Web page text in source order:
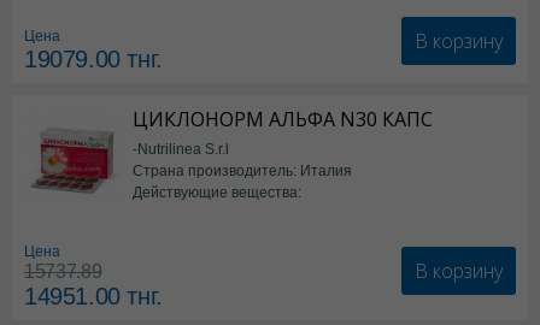
Цена
19079.00тнг.
В корзину
ЦИКЛОНОРМ АЛЬФА N30 КАПС
-Nutrilinea S.r.l
Страна производитель: Италия
Действующие вещества:
Цена
15737.89
14951.00тнг.
В корзину